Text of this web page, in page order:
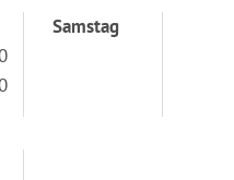
Samstag